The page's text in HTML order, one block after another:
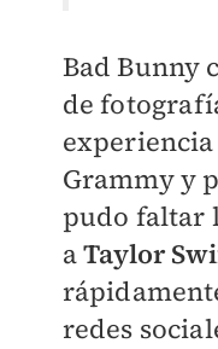
Bad Bunny
de
Grammy y
pudo faltar
aTaylor
redes